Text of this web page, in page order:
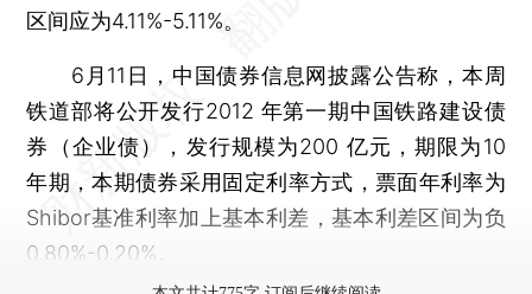
区间应为4.11%-5.11%。
6月11日，中国债券信息网披露公告称，本周
铁道部将公开发行2012 年第一期中国铁路建设债
券（企业债），发行规模为200 亿元，期限为10
年期，本期债券采用固定利率方式，票面年利率为
Shibor基准利率加上基本利差，基本利差区间为负
0.80%-0.20%。